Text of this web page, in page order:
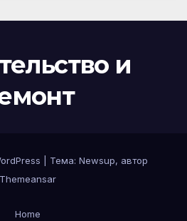
и
Тема: Newsup, автор
Themeansar
Home